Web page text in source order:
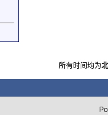
所有时间均为